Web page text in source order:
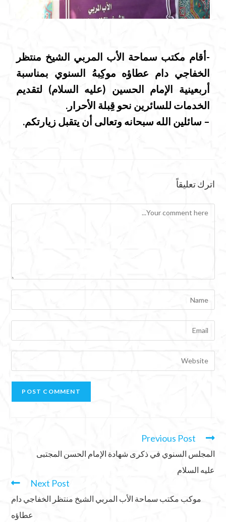
-أقام مكتب سماحة الأب المربي الشيخ منتظر
الخفاجي دام عطاؤه موكِبهُ السنوي بمناسبة
أربعينية الإمام الحسين (عليه السلام) لتقديم
الخدمات للسائرين نحو قِبلة الأحرار.
– سائلين الله سبحانه وتعالى أن يتقبل زيارتكم.
اترك تعليقاً
Previous Post
المجلس السنوي في ذكرى شهادة الإمام الحسن المجتبى
عليه السلام
Next Post
موكب مكتب سماحة الأب المربي الشيخ منتظر الخفاجي دام
عطاؤه